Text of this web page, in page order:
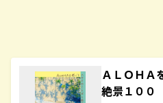
ＡＬＯＨＡ
絶景１００